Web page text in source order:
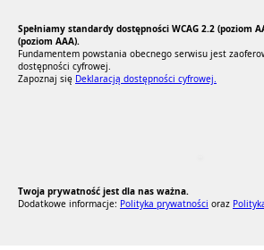
Spełniamy standardy dostępności WCAG 2.2 (poziom
(poziom AAA).
Fundamentem powstania obecnego serwisu jest
dostępności cyfrowej.
Zapoznaj się Deklaracją dostępności cyfrowej.
Twoja prywatność jest dla nas ważna.
Dodatkowe informacje: Polityka prywatności oraz